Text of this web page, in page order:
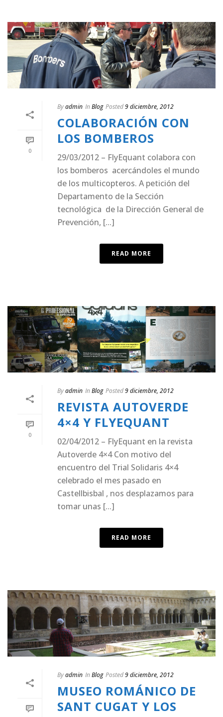
0
Byadmin InBlog Posted9 diciembre, 2012
COLABORACIÓN CON
LOS BOMBEROS
29/03/2012 – FlyEquant colabora con
los bomberos acercándoles el mundo
de los multicopteros. A petición del
Departamento de la Sección
tecnológica de la Dirección General de
Prevención, [...]
READ MORE
0
Byadmin InBlog Posted9 diciembre, 2012
REVISTA AUTOVERDE
4×4 Y FLYEQUANT
02/04/2012 – FlyEquant en la revista
Autoverde 4×4 Con motivo del
encuentro del Trial Solidaris 4×4
celebrado el mes pasado en
Castellbisbal , nos desplazamos para
tomar unas [...]
READ MORE
Byadmin InBlog Posted9 diciembre, 2012
MUSEO ROMÁNICO DE
SANT CUGAT Y LOS